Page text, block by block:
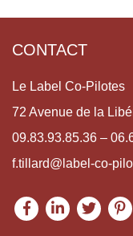
CONTACT
Le Label Co-Pilotes
72 Avenue de la
09.83.93.85.36 –
f.tillard@label-co-